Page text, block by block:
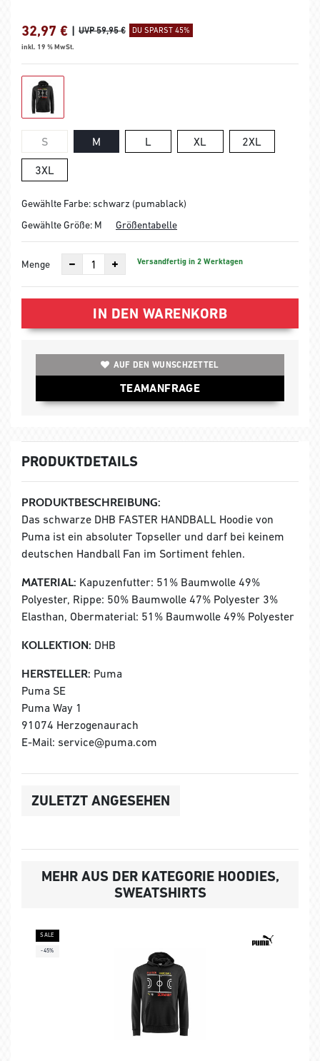
32,97 € | UVP 59,95 € DU SPARST 45%
inkl. 19 % MwSt.
S M L XL 2XL
3XL
Gewählte Farbe: schwarz (pumablack)
Gewählte Größe: M Größentabelle
Menge Versandfertig in 2 Werktagen
IN DEN WARENKORB
AUF DEN WUNSCHZETTEL
TEAMANFRAGE
PRODUKTDETAILS
PRODUKTBESCHREIBUNG:
Das schwarze DHB FASTER HANDBALL Hoodie von
Puma ist ein absoluter Topseller und darf bei keinem
deutschen Handball Fan im Sortiment fehlen.
MATERIAL: Kapuzenfutter: 51% Baumwolle 49%
Polyester, Rippe: 50% Baumwolle 47% Polyester 3%
Elasthan, Obermaterial: 51% Baumwolle 49% Polyester
KOLLEKTION: DHB
HERSTELLER: Puma
Puma SE
Puma Way 1
91074 Herzogenaurach
E-Mail: service@puma.com
ZULETZT ANGESEHEN
MEHR AUS DER KATEGORIE HOODIES,
SWEATSHIRTS
SALE
-45%